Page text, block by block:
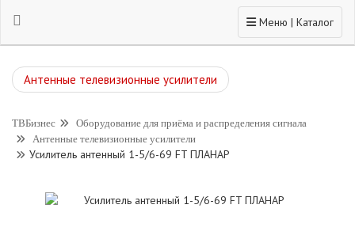
Toggle navigation
Меню | Каталог
Антенные телевизионные усилители
ТВБизнес
Оборудование для приёма и распределения сигнала
Антенные телевизионные усилители
Усилитель антенный 1-5/6-69 FT ПЛАНАР